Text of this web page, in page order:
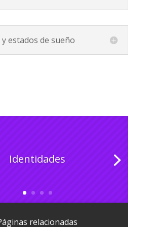
estados de sueño
Identidades
relacionadas